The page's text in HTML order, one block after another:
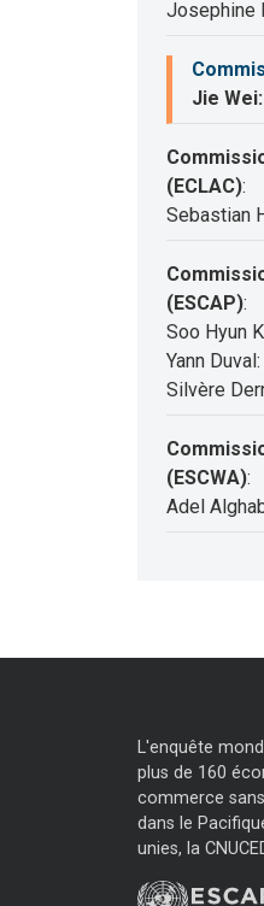
Josephine
Jie
(ECLAC):
Sebastian
(ESCAP):
Soo Hyun
Yann
Silvère
(ESCWA):
Adel
L'enquête
plus de 160
commerce
dans le
unies, la